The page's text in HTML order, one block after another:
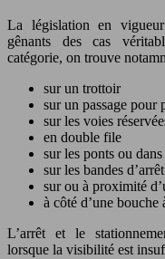
La législation en
gênants des cas
catégorie, on trouve
sur un trottoir
sur un passage pour
sur les voies
en double file
sur les ponts ou
sur les bandes
sur ou à proximité
à côté d’une bouche
L’arrêt et le
lorsque la visibilité est